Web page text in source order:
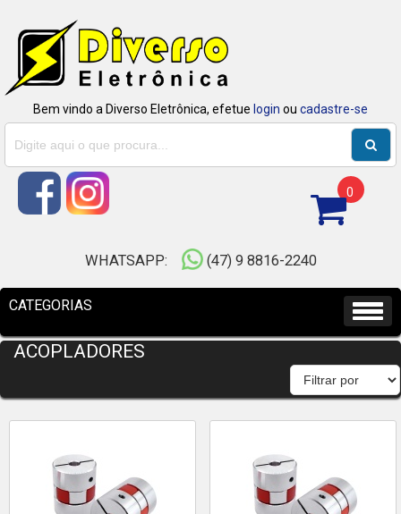
Bem vindo a Diverso Eletrônica, efetue login ou cadastre-se
0
WHATSAPP: (47) 9 8816-2240
ACOPLADORES